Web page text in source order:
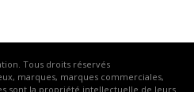
. Tous droits réservés
marques, marques commerciales,
sont la propriété intellectuelle de leurs